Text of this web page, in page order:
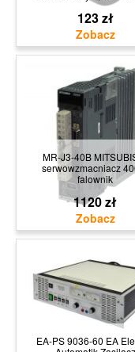
123 zł
MR-J3-40B
serwowzmacniacz
falownik
1120 zł
EA-PS 9036-60 EA